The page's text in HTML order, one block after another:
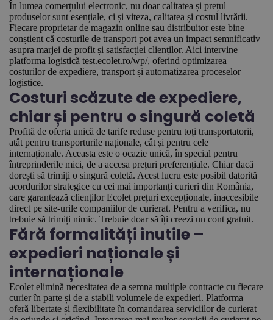
În lumea comerțului electronic, nu doar calitatea și prețul
produselor sunt esențiale, ci și viteza, calitatea și costul livrării.
Fiecare proprietar de magazin online sau distribuitor este bine
conștient că costurile de transport pot avea un impact semnificativ
asupra marjei de profit și satisfacției clienților. Aici intervine
platforma logistică test.ecolet.ro/wp/, oferind optimizarea
costurilor de expediere, transport și automatizarea proceselor
logistice.
Costuri scăzute de expediere,
chiar și pentru o singură coletă
Profită de oferta unică de tarife reduse pentru toți transportatorii,
atât pentru transporturile naționale, cât și pentru cele
internaționale. Aceasta este o ocazie unică, în special pentru
întreprinderile mici, de a accesa prețuri preferențiale. Chiar dacă
dorești să trimiți o singură coletă. Acest lucru este posibil datorită
acordurilor strategice cu cei mai importanți curieri din România,
care garantează clienților Ecolet prețuri excepționale, inaccesibile
direct pe site-urile companiilor de curierat. Pentru a verifica, nu
trebuie să trimiți nimic. Trebuie doar să îți creezi un cont gratuit.
Fără formalități inutile –
expedieri naționale și
internaționale
Ecolet elimină necesitatea de a semna multiple contracte cu fiecare
curier în parte și de a stabili volumele de expedieri. Platforma
oferă libertate și flexibilitate în comandarea serviciilor de curierat